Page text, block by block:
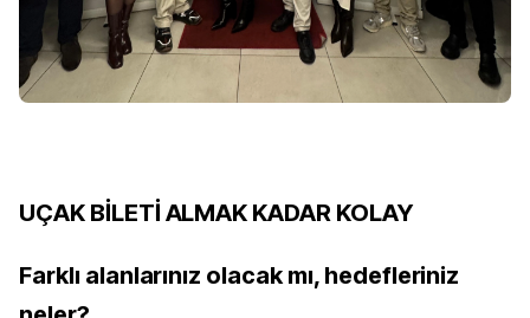
UÇAK BİLETİ ALMAK KADAR KOLAY
Farklı alanlarınız olacak mı, hedefleriniz